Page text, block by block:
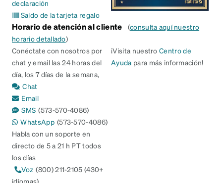
declaración
Saldo de la tarjeta regalo
Horario de atención al cliente (consulta aquí nuestro
horario detallado)
Conéctate con nosotros por
chat y email las 24 horas del
día, los 7 días de la semana,
Chat
Email
SMS (573-570-4086)
WhatsApp (573-570-4086)
Habla con un soporte en
directo de 5 a 21 h PT todos
los días
Voz (800) 211-2105 (430+
idiomas)
¡Visita nuestroCentro de
Ayuda para más información!